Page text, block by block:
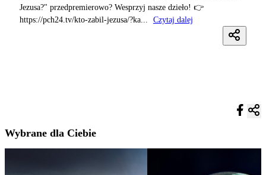
Jezusa?" przedpremierowo? Wesprzyj nasze dzieło! 👉
https://pch24.tv/kto-zabil-jezusa/?ka...
Czytaj dalej
Wybrane dla Ciebie